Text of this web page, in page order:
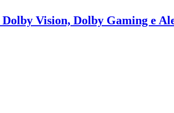
Vision, Dolby Gaming e